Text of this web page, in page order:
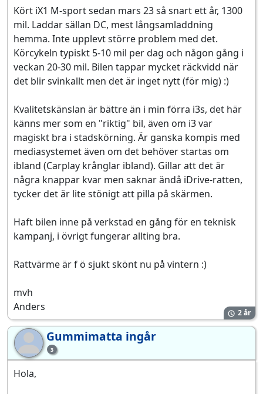
Kört iX1 M-sport sedan mars 23 så snart ett år, 1300
mil. Laddar sällan DC, mest långsamladdning
hemma. Inte upplevt större problem med det.
Körcykeln typiskt 5-10 mil per dag och någon gång i
veckan 20-30 mil. Bilen tappar mycket räckvidd när
det blir svinkallt men det är inget nytt (för mig) :)
Kvalitetskänslan är bättre än i min förra i3s, det här
känns mer som en "riktig" bil, även om i3 var
magiskt bra i stadskörning. Är ganska kompis med
mediasystemet även om det behöver startas om
ibland (Carplay krånglar ibland). Gillar att det är
några knappar kvar men saknar ändå iDrive-ratten,
tycker det är lite stönigt att pilla på skärmen.
Haft bilen inne på verkstad en gång för en teknisk
kampanj, i övrigt fungerar allting bra.
Rattvärme är f ö sjukt skönt nu på vintern :)
mvh
Anders
2 år
Gu 3
Gummimatta ingår
Hola,